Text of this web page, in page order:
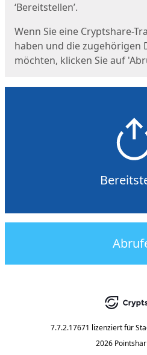
‘Bereitstellen’.
Wenn Sie eine Cryptshare-
haben und die zugehörigen
möchten, klicken Sie auf
7.7.2.17671 lizenziert für
2026